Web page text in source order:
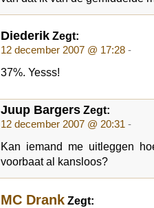
Diederik Zegt:
12 december 2007 @ 17:28 -
37%. Yesss!
Juup Bargers Zegt:
12 december 2007 @ 20:31 -
Kan iemand me uitleggen
voorbaat al kansloos?
MC Drank Zegt: